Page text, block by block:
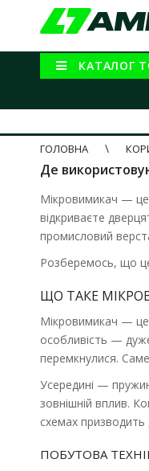
КАТАЛОГ
ГОЛОВНА
Де
Мікровимикач — це
відкриваєте
промисловий
Розберемось, що це
ЩО ТАКЕ
Мікровимикач — це
особливість —
перемкнулися.
Усередині —
зовнішній вплив.
схемах
ПОБУТОВА